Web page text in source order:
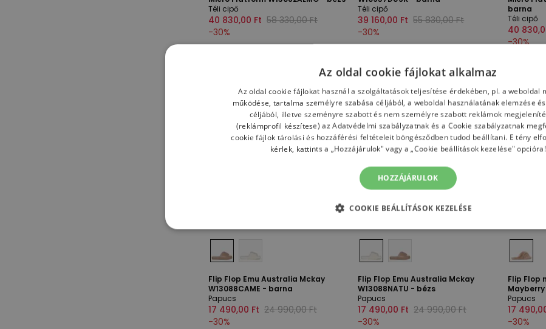
Téli cipő
40 830,00 Ft 58 330,00 Ft
-30%
Téli cipő
39 160,00 Ft 55 830,00 Ft
-30%
barna
Téli cipő
40
-30%
Flip Flop Emu Australia Mckay
W13088CAME - barna
Papucs
17 490,00 Ft 24 990,00 Ft
-30%
Flip Flop Emu Australia Mckay
W13088NATU - bézs
Papucs
17 490,00 Ft 24 990,00 Ft
-30%
Flip Flop
Mayberry
Papucs
17
-30%
Az oldal cookie fájlokat alkalmaz
Az oldal cookie fájlokat használ a szolgáltatások teljesítése érdekében, pl. a weboldal
működése, tartalma személyre szabása céljából, a weboldal használatának elemzése
céljából, illetve szeményre szabott és nem személyre szabott reklámok
(reklámprofil készítese) azAdatvédelmi szabályzatnak és a Cookie szabályzatnak
cookie fájlok tárolási és hozzáférési feltételeit böngésződben tudod beállítani. E tény
kérlek, kattints a „Hozzájárulok" vagy a „Cookie beállítások kezelése" opcióra!
HOZZÁJÁRULOK
COOKIE BEÁLLÍTÁSOK KEZELÉSE